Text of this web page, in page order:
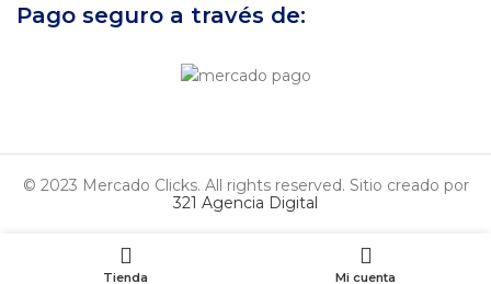
Pago seguro a través de:
© 2023 Mercado Clicks. All rights reserved. Sitio creado por
321 Agencia Digital
Tienda Mi cuenta